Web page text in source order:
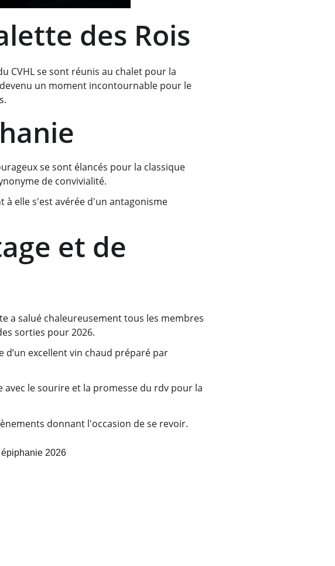
des Rois
CVHL se sont réunis au chalet pour la
un moment incontournable pour le
se sont élancés pour la classique
de convivialité.
elle s'est avérée d'un antagonisme
et de
a salué chaleureusement tous les membres
sorties pour 2026.
d’un excellent vin chaud préparé par
le sourire et la promesse du rdv pour la
donnant l'occasion de se revoir.